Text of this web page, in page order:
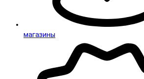
магазины